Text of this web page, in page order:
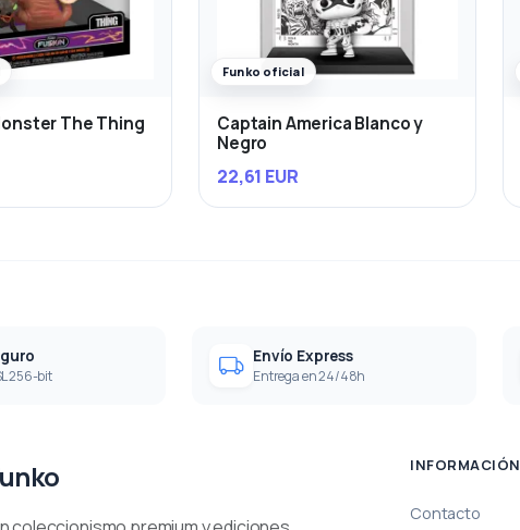
The Thing
Funko oficial
Captain America Blanco y
Negro
22,61 EUR
256-bit
Envío Express
Entrega en 24/48h
INFORMACIÓN
Contacto